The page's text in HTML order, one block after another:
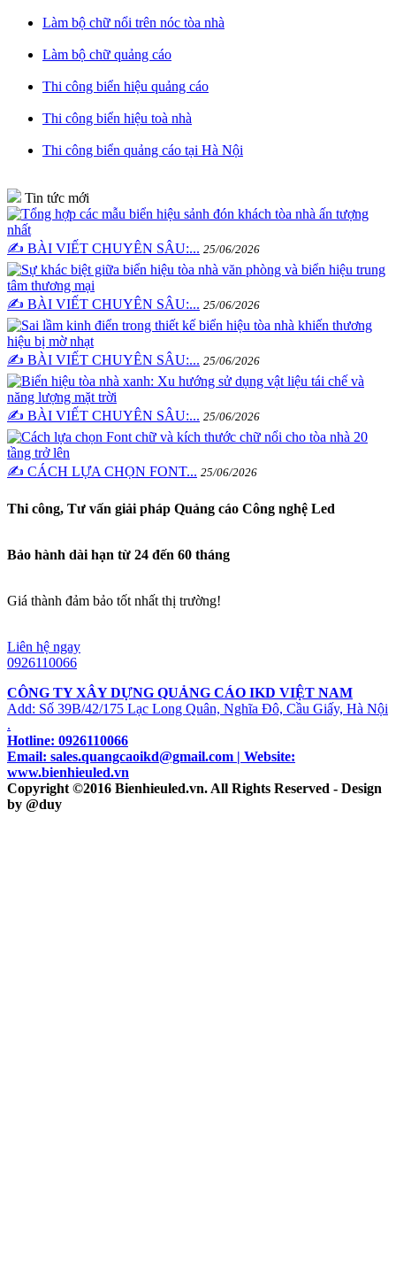
Làm bộ chữ nổi trên nóc tòa nhà
Làm bộ chữ quảng cáo
Thi công biển hiệu quảng cáo
Thi công biển hiệu toà nhà
Thi công biển quảng cáo tại Hà Nội
Tin tức mới
✍️ BÀI VIẾT CHUYÊN SÂU:... 25/06/2026
✍️ BÀI VIẾT CHUYÊN SÂU:... 25/06/2026
✍️ BÀI VIẾT CHUYÊN SÂU:... 25/06/2026
✍️ BÀI VIẾT CHUYÊN SÂU:... 25/06/2026
✍️ CÁCH LỰA CHỌN FONT... 25/06/2026
Thi công, Tư vấn giải pháp Quảng cáo Công nghệ Led
Bảo hành dài hạn từ 24 đến 60 tháng
Giá thành đảm bảo tốt nhất thị trường!
Liên hệ ngay
0926110066
CÔNG TY XÂY DỰNG QUẢNG CÁO IKD VIỆT NAM
Add: Số 39B/42/175 Lạc Long Quân, Nghĩa Đô, Cầu Giấy, Hà Nội
.
Hotline: 0926110066
Email: sales.quangcaoikd@gmail.com | Website:
www.bienhieuled.vn
Copyright ©2016 Bienhieuled.vn. All Rights Reserved - Design
by @duy